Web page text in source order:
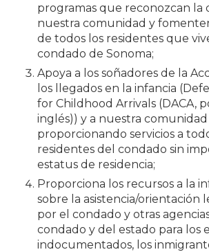
programas que reconozcan la
nuestra comunidad y
de todos los residentes que
condado de Sonoma;
Apoya a los soñadores de la
los llegados en la infancia
for Childhood Arrivals (DACA,
inglés)) y a nuestra
proporcionando servicios a
residentes del condado sin
estatus de residencia;
Proporciona los recursos a la
sobre la asistencia/orientación
por el condado y otras
condado y del estado para los
indocumentados, los